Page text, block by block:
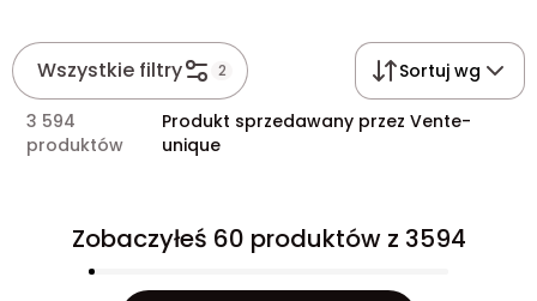
Wszystkie filtry 2 Sortuj wg
3 594
produktów
Produkt sprzedawany przez Vente-
unique
Zobaczyłeś 60 produktów z 3594